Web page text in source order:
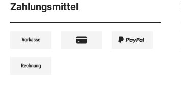
Zahlungsmittel